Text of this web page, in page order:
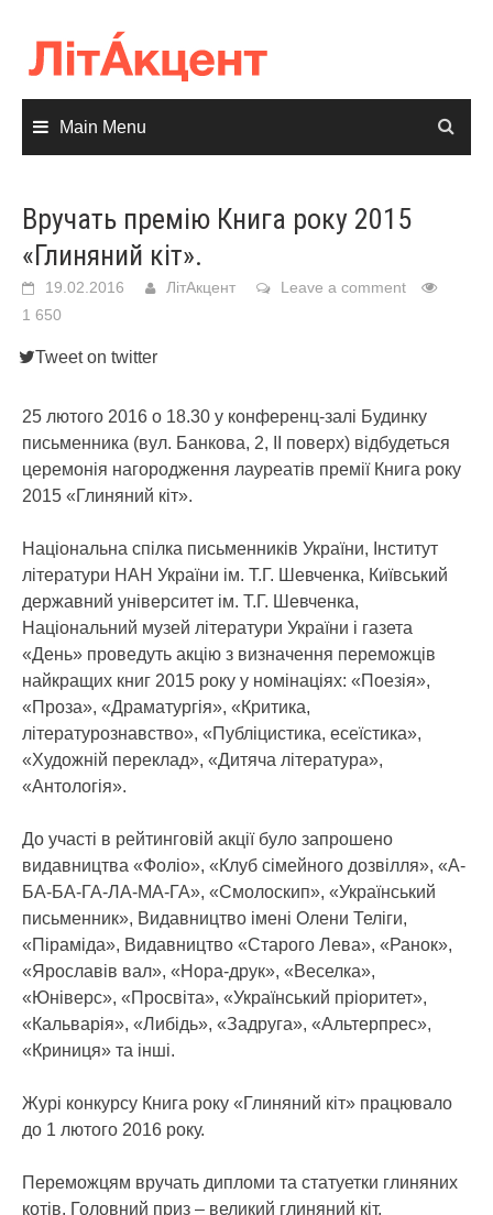
content
Main Menu
Вручать премію Книга року 2015
«Глиняний кіт».
19.02.2016 ЛітАкцент
Leave a comment
1 650
Tweet on twitter
25 лютого 2016 о 18.30 у конференц-залі Будинку
письменника (вул. Банкова, 2, ІІ поверх) відбудеться
церемонія нагородження лауреатів премії Книга року
2015 «Глиняний кіт».
Національна спілка письменників України, Інститут
літератури НАН України ім. Т.Г. Шевченка, Київський
державний університет ім. Т.Г. Шевченка,
Національний музей літератури України і газета
«День» проведуть акцію з визначення переможців
найкращих книг 2015 року у номінаціях: «Поезія»,
«Проза», «Драматургія», «Критика,
літературознавство», «Публіцистика, есеїстика»,
«Художній переклад», «Дитяча література»,
«Антологія».
До участі в рейтинговій акції було запрошено
видавництва «Фоліо», «Клуб сімейного дозвілля», «А-
БА-БА-ГА-ЛА-МА-ГА», «Смолоскип», «Український
письменник», Видавництво імені Олени Теліги,
«Піраміда», Видавництво «Старого Лева», «Ранок»,
«Ярославів вал», «Нора-друк», «Веселка»,
«Юніверс», «Просвіта», «Український пріоритет»,
«Кальварія», «Либідь», «Задруга», «Альтерпрес»,
«Криниця» та інші.
Журі конкурсу Книга року «Глиняний кіт» працювало
до 1 лютого 2016 року.
Переможцям вручать дипломи та статуетки глиняних
котів. Головний приз – великий глиняний кіт.